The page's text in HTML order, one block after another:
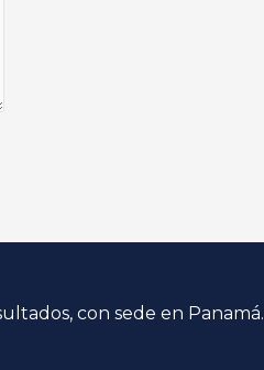
con sede en Panamá.